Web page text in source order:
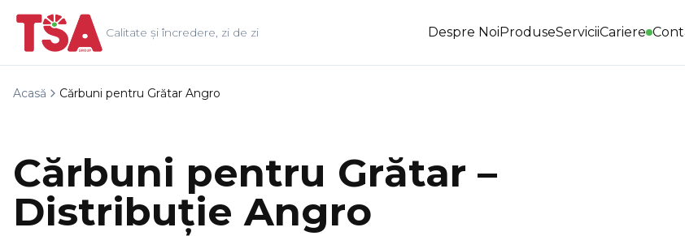
Calitate și încredere, zi de zi Despre NoiProduseServiciiCariere
Acasă Cărbuni pentru Grătar Angro
Cărbuni pentru Grătar –
Distribuție Angro